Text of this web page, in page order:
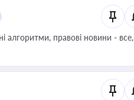
алгоритми, правові новини - все,